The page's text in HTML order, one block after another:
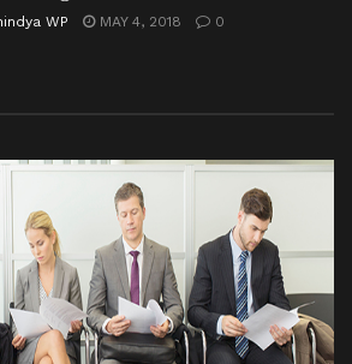
WP MAY 4, 2018 0